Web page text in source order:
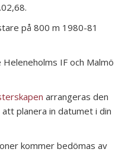
på 800 m 1980-81
IF och Malmö
arrangeras den
planera in datumet i din
kommer bedömas av